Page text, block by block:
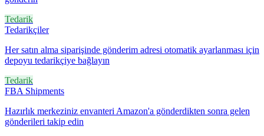
Tedarik
Tedarikçiler
Her satın alma siparişinde gönderim adresi otomatik ayarlanması için
depoyu tedarikçiye bağlayın
Tedarik
FBA Shipments
Hazırlık merkeziniz envanteri Amazon'a gönderdikten sonra gelen
gönderileri takip edin